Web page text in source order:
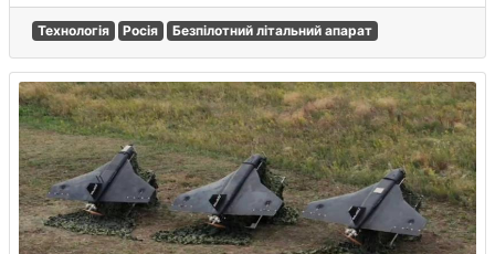
Технологія Росія Безпілотний літальний апарат